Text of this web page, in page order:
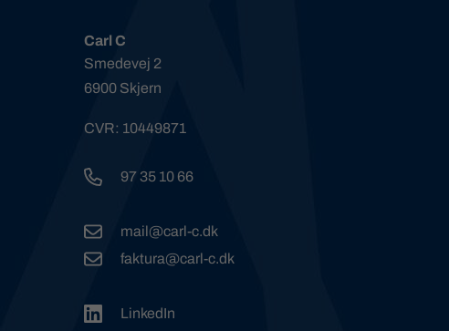
Carl C
Smedevej 2
6900 Skjern
CVR: 10449871
97 35 10 66
mail@carl-c.dk
faktura@carl-c.dk
LinkedIn